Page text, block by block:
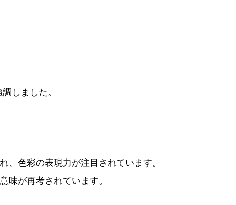
しました。
色彩の表現力が注目されています。
味が再考されています。